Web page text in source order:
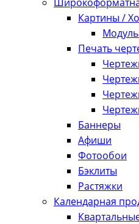
Картины /
Печать
Баннеры
Афиши
Фотообои
Бэклиты
Растяжки
Календарная